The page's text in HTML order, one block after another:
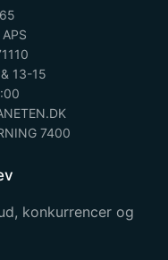
13-15
7400
konkurrencer og